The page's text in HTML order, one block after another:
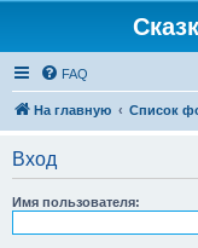
FAQ
На главную Список
Вход
Имя пользователя: